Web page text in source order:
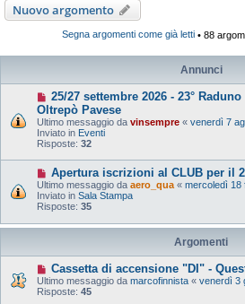
Nuovo argomento
Segna argomenti come già letti • 88
Annunci
25/27 settembre 2026 - 23°
Oltrepò Pavese
Ultimo messaggio da vinsempre « venerdì 7
Inviato in Eventi
Risposte: 32
Apertura iscrizioni al CLUB per il
Ultimo messaggio da aero_qua « mercoledì 18
Inviato in Sala Stampa
Risposte: 35
Argomenti
Cassetta di accensione "DI" -
Ultimo messaggio da marcofinnista « venerdì 3
Risposte: 45